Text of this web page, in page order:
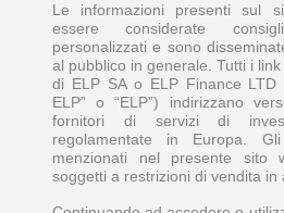
Le informazioni presenti sul
essere considerate
personalizzati e sono
al pubblico in generale. Tutti i
di ELP SA o ELP Finance LTD
ELP” o “ELP”) indirizzano
fornitori di servizi di
regolamentate in Europa.
menzionati nel presente sito
soggetti a restrizioni di vendita in